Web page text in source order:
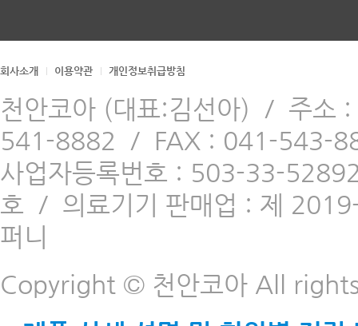
회사소개 이용약관 개인정보취급방침
천안코아 (대표:김선아) / 주소
541-8882 / FAX : 041-543-
사업자등록번호 : 503-33-
호 / 의료기기 판매업 : 제
퍼니
Copyright © 천안코아 All